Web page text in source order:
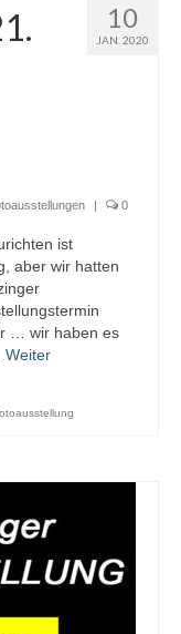
10
JAN. 2020
| 0
ist
aber wir hatten
… wir haben es
Weiter